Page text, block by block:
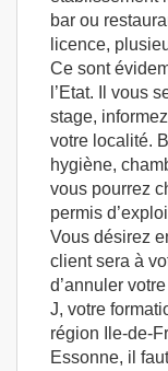
bar ou
licence,
Ce sont
l’Etat. Il vous
stage,
votre localité.
hygiène,
vous pourrez
permis
Vous désirez
client sera à
d’annuler
J, votre
région Ile-de-
Essonne, il